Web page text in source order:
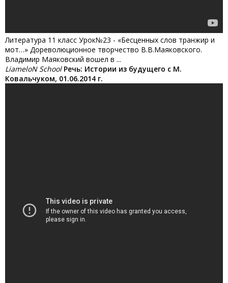
Литература 11 класс Урок№23 - «Бесценных слов транжир и
мот…» Дореволюционное творчество В.В.Маяковского.
Владимир Маяковский вошел в ...
LiameloN School Речь: Истории из будущего с М.
Ковальчуком, 01.06.2014 г.